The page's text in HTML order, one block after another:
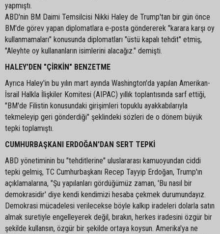
yapmıştı.
ABD'nin BM Daimi Temsilcisi Nikki Haley de Trump'tan bir gün önce
BM'de görev yapan diplomatlara e-posta göndererek "karara karşı oy
kullanmamaları" konusunda diplomatları "üstü kapalı tehdit" etmiş,
"Aleyhte oy kullananların isimlerini alacağız." demişti.
HALEY'DEN "ÇİRKİN" BENZETME
Ayrıca Haley'in bu yılın mart ayında Washington'da yapılan Amerikan-
İsrail Halkla İlişkiler Komitesi (AIPAC) yıllık toplantısında sarf ettiği,
"BM'de Filistin konusundaki girişimleri topuklu ayakkabılarıyla
tekmeleyip geri gönderdiği" şeklindeki sözleri de o dönem büyük
tepki toplamıştı.
CUMHURBAŞKANI ERDOĞAN'DAN SERT TEPKİ
ABD yönetiminin bu "tehditlerine" uluslararası kamuoyundan ciddi
tepki gelmiş, TC Cumhurbaşkanı Recep Tayyip Erdoğan, Trump'ın
açıklamalarına, "Şu yapılanları gördüğümüz zaman, 'Bu nasıl bir
demokrasidir' diye kendi kendimizi hesaba çekmek durumundayız.
Demokrasi mücadelesi verilecekse böyle kalkıp iradeleri dolarla satın
almak suretiyle engelleyerek değil, bırakın, herkes iradesini özgür bir
şekilde kullansın, özgür bir şekilde ortaya koysun. Amerika'ya ne